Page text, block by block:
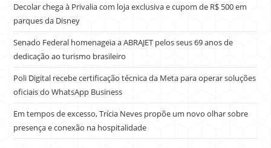
Decolar chega à Privalia com loja exclusiva e cupom de R$ 500 em
parques da Disney
Senado Federal homenageia a ABRAJET pelos seus 69 anos de
dedicação ao turismo brasileiro
Poli Digital recebe certificação técnica da Meta para operar soluções
oficiais do WhatsApp Business
Em tempos de excesso, Trícia Neves propõe um novo olhar sobre
presença e conexão na hospitalidade